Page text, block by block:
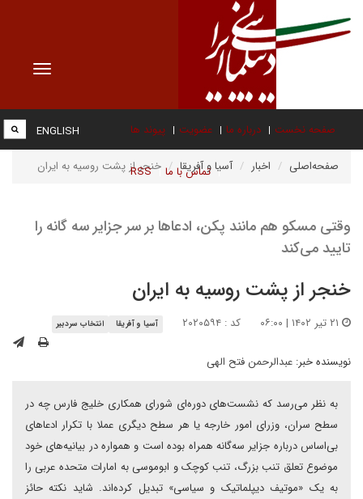
Toggle
صفحه نخست درباره ما عضویت پیوند ها
تماس با ما RSS
ENGLISH
صفحه‌اصلی اخبار آسیا و آفریقا خنجر از پشت روسیه به ایران
وقتی مسکو هم مانند پکن، ادعاها بر سر جزایر سه گانه را
تایید می‌کند
خنجر از پشت روسیه به ایران
کد : ۲۰۲۰۵۹۴ آسیا و آفریقا انتخاب سردبیر
نویسنده خبر: عبدالرحمن فتح الهی
به نظر می‌رسد که نشست‌های دوره‌ای شورای همکاری خلیج فارس چه در
سطح سران، وزرای امور خارجه یا هر سطح دیگری عملا با تکرار ادعاهای
بی‌اساس درباره جزایر سه‌گانه همراه بوده است و همواره در بیانیه‌های خود
موضوع تعلق تنب بزرگ، تنب کوچک و ابوموسی به امارات متحده عربی را
به یک «موتیف دیپلماتیک و سیاسی» تبدیل کرده‌اند. شاید نکته حائز